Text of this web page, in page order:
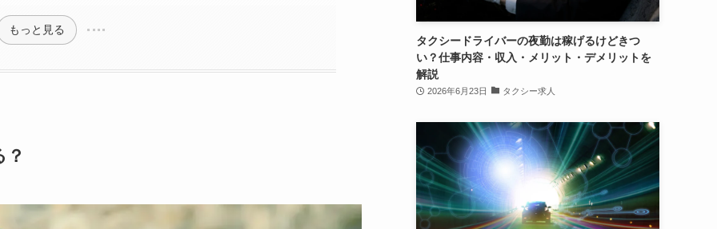
もっと見る
タクシードライバーの夜勤は稼げるけどきつ
い？仕事内容・収入・メリット・デメリットを
解説
2026年6月23日 タクシー求人